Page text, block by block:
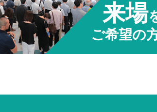
来場
ご希望の